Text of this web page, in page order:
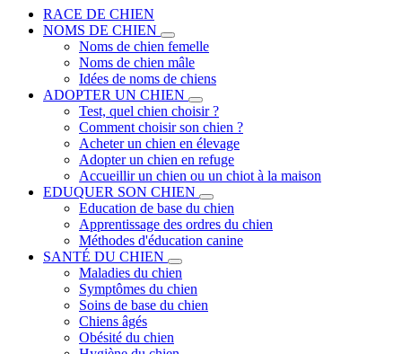
RACE DE CHIEN
NOMS DE CHIEN
Noms de chien femelle
Noms de chien mâle
Idées de noms de chiens
ADOPTER UN CHIEN
Test, quel chien choisir ?
Comment choisir son chien ?
Acheter un chien en élevage
Adopter un chien en refuge
Accueillir un chien ou un chiot à la maison
EDUQUER SON CHIEN
Education de base du chien
Apprentissage des ordres du chien
Méthodes d'éducation canine
SANTÉ DU CHIEN
Maladies du chien
Symptômes du chien
Soins de base du chien
Chiens âgés
Obésité du chien